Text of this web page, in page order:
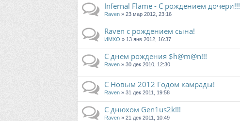
Infernal Flame - С рождением дочери!!!
Raven » 23 мар 2012, 23:16
Raven c рождением сына!
ИМХО » 13 янв 2012, 16:37
С днем рождения $h@m@n!!!
Raven » 30 дек 2010, 12:30
С Новым 2012 Годом камрады!
Raven » 31 дек 2011, 19:58
С днюхом Gen1us2k!!!
Raven » 21 дек 2011, 10:49